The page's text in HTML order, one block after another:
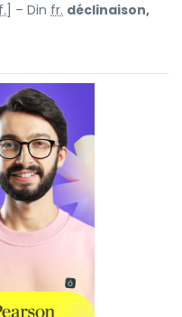
] – Din fr. déclinaison,